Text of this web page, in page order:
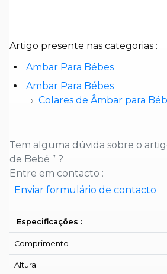
Artigo presente nas categorias :
Ambar Para Bébes
Ambar Para Bébes
Colares de Âmbar para
Tem alguma dúvida sobre o
de Bebé ” ?
Entre em contacto :
Enviar formulário de contacto
Especificações :
Comprimento
Altura